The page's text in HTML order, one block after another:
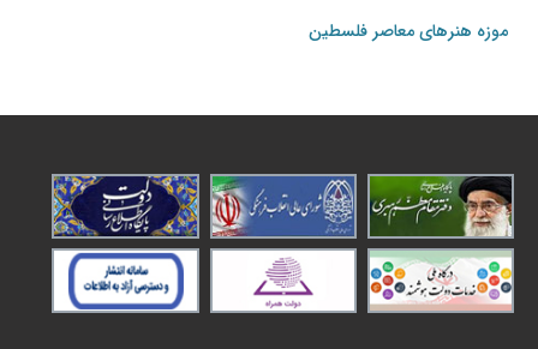
موزه هنرهای‌ معاصر فلسطین